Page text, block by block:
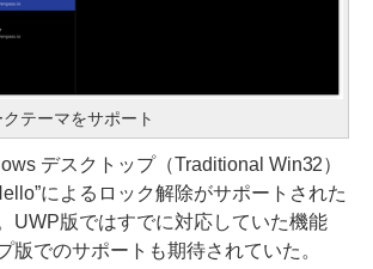
テーマをサポート
デスクトップ（Traditional Win32）
によるロック解除がサポートされた
UWP版ではすでに対応していた機能
版でのサポートも期待されていた。